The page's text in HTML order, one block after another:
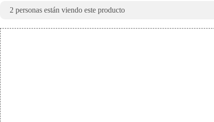
2 personas están viendo este producto